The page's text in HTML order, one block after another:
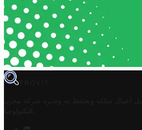
TROVIT
أعمال تملكه وتحتفظ به وتديره
شركة مخزن
التكنولوجيا